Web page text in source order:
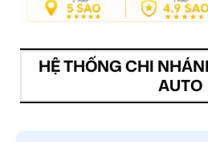
HỆ THỐNG CHI
AUTO